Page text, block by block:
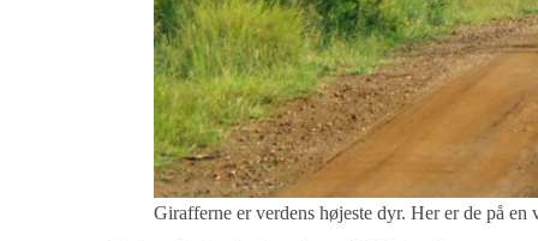
Girafferne er verdens højeste dyr. Her er de på